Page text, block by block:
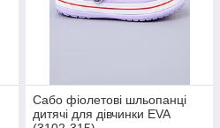
Сабо фіолетові шльопанці
дитячі для дівчинки EVA